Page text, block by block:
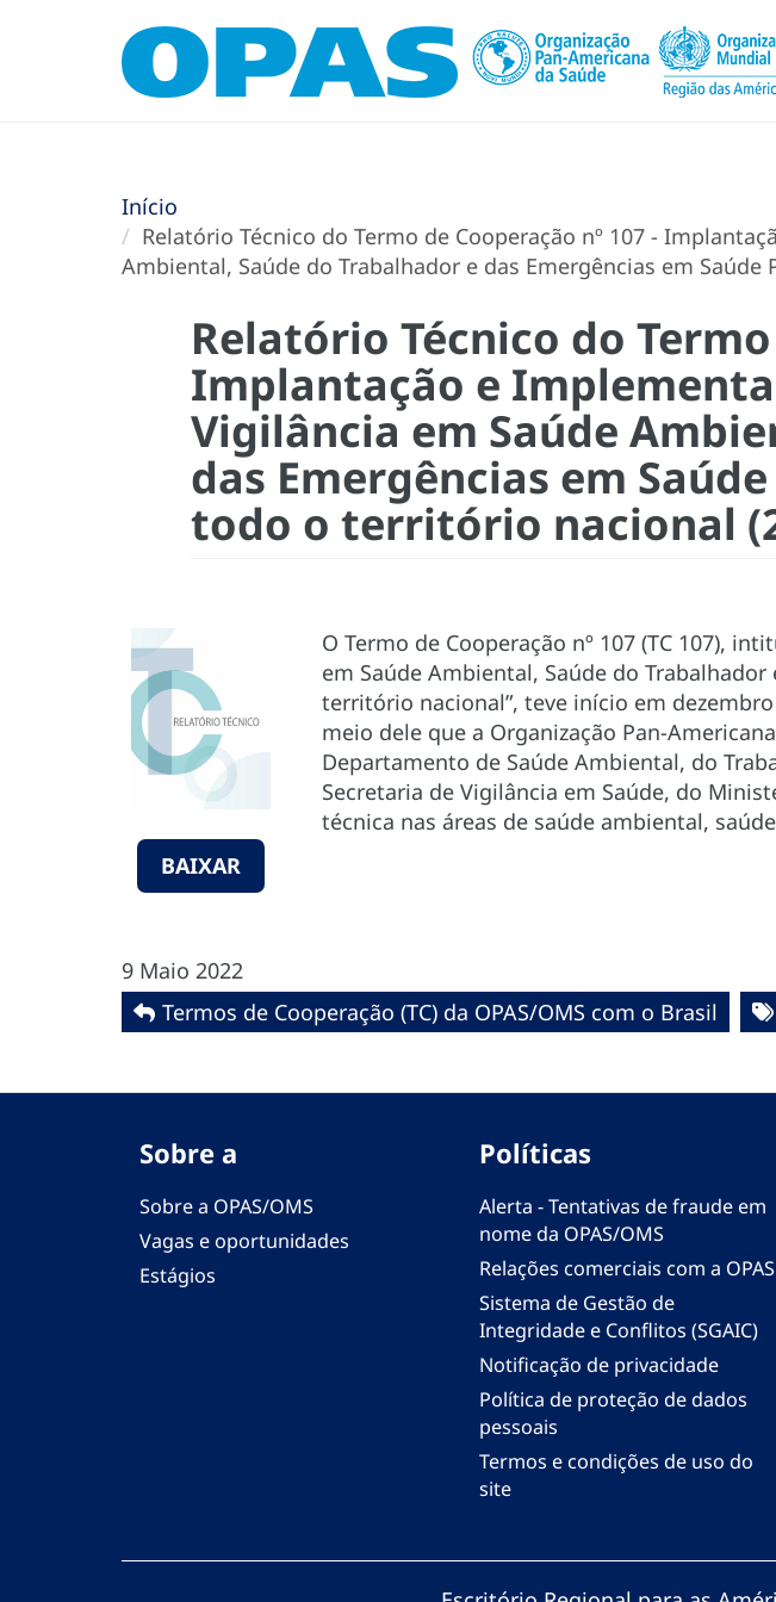
Início
Relatório Técnico do Termo de Cooperação nº 107 -
Ambiental, Saúde do Trabalhador e das Emergências em
Relatório Técnico do
Implantação e
Vigilância em Saúde
das Emergências em
todo o território nacional
BAIXAR
O Termo de Cooperação nº 107 (TC 107),
em Saúde Ambiental, Saúde do
território nacional”, teve início em
meio dele que a Organização Pan-
Departamento de Saúde Ambiental, do
Secretaria de Vigilância em Saúde, do
técnica nas áreas de saúde ambiental,
9 Maio 2022
Termos de Cooperação (TC) da OPAS/OMS com o Brasil
Sobre a
Sobre a OPAS/OMS
Vagas e oportunidades
Estágios
Políticas
Alerta - Tentativas de fraude em
nome da OPAS/OMS
Relações comerciais com a OPAS
Sistema de Gestão de
Integridade e Conflitos (SGAIC)
Notificação de privacidade
Política de proteção de dados
pessoais
Termos e condições de uso do
site